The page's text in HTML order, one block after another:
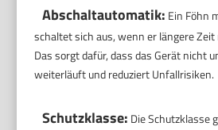
Abschaltautomatik: Ein Föhn
schaltet sich aus, wenn er längere
Das sorgt dafür, dass das Gerät nicht
weiterläuft und reduziert Unfallrisiken.
Schutzklasse: Die Schutzklasse